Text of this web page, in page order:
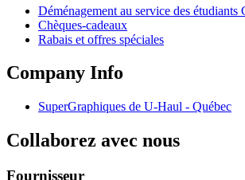
Déménagement au service des étudiants
Chèques-cadeaux
Rabais et offres spéciales
Company Info
SuperGraphiques de U-Haul - Québec
Collaborez avec nous
Fournisseur